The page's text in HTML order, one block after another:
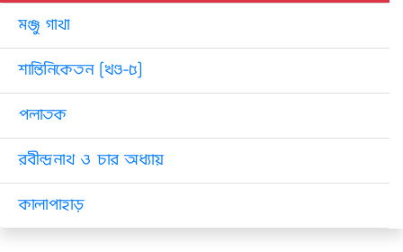
মঞ্জু গাথা
শান্তিনিকেতন [খণ্ড-৫]
পলাতক
রবীন্দ্রনাথ ও চার অধ্যায়
কালাপাহাড়